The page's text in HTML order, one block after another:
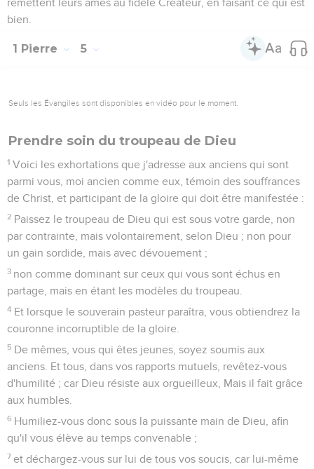
remettent leurs âmes au fidèle Créateur, en faisant ce qui est
bien.
1 Pierre 5
Seuls les Évangiles sont disponibles en vidéo pour le moment.
Prendre soin du troupeau de Dieu
1 Voici les exhortations que j'adresse aux anciens qui sont
parmi vous, moi ancien comme eux, témoin des souffrances
de Christ, et participant de la gloire qui doit être manifestée :
2 Paissez le troupeau de Dieu qui est sous votre garde, non
par contrainte, mais volontairement, selon Dieu ; non pour
un gain sordide, mais avec dévouement ;
3 non comme dominant sur ceux qui vous sont échus en
partage, mais en étant les modèles du troupeau.
4 Et lorsque le souverain pasteur paraîtra, vous obtiendrez la
couronne incorruptible de la gloire.
5 De mêmes, vous qui êtes jeunes, soyez soumis aux
anciens. Et tous, dans vos rapports mutuels, revêtez-vous
d'humilité ; car Dieu résiste aux orgueilleux, Mais il fait grâce
aux humbles.
6 Humiliez-vous donc sous la puissante main de Dieu, afin
qu'il vous élève au temps convenable ;
7 et déchargez-vous sur lui de tous vos soucis, car lui-même